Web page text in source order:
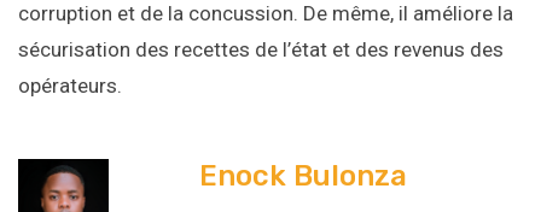
corruption et de la concussion. De même, il améliore la
sécurisation des recettes de l’état et des revenus des
opérateurs.
Enock Bulonza